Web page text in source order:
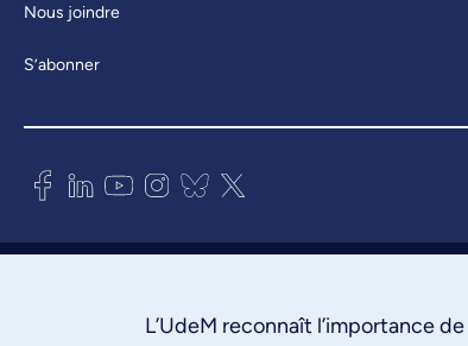
Nous joindre
S’abonner
Bureau des communications et
3744, rue Jean-Brillant, bureau 490
L’UdeM reconnaît l’importance